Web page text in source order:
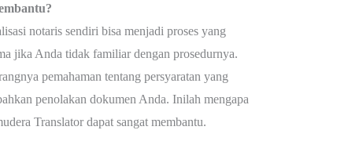
notaris sendiri bisa menjadi proses yang
jika Anda tidak familiar dengan prosedurnya.
pemahaman tentang persyaratan yang
penolakan dokumen Anda. Inilah mengapa
Translator dapat sangat membantu.